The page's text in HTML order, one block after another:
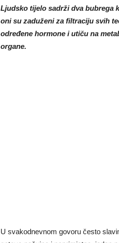
Ljudsko tijelo sadrži dva bubrega
oni su zaduženi za filtraciju svih
određene hormone i utiču na
organe.
U svakodnevnom govoru često